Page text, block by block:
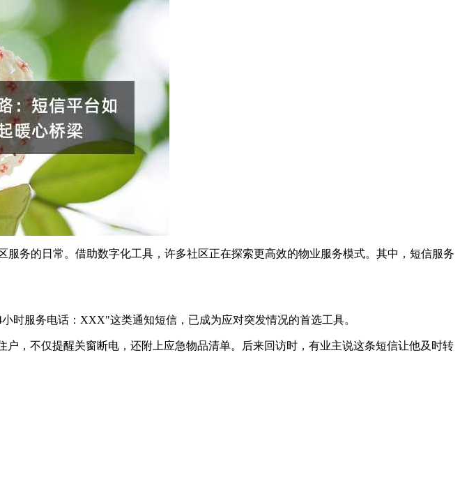
务的日常。借助数字化工具，许多社区正在探索更高效的物业服务模式。其中，短信服务
时服务电话：XXX"这类通知短信，已成为应对突发情况的首选工具。
，不仅提醒关窗断电，还附上应急物品清单。后来回访时，有业主说这条短信让他及时转